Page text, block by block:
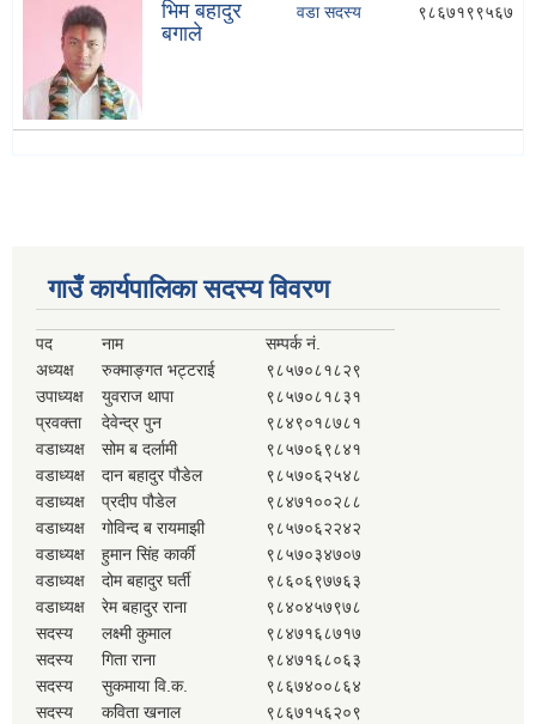
भिम बहादुर
बगाले
वडा सदस्य ९८६७१९९५६७
गाउँ कार्यपालिका सदस्य विवरण
पद नाम
सम्पर्क नं.
अध्यक्ष
रुक्माङ्गत भट्टराई
९८५७०८१८२९
उपाध्यक्ष
युवराज थापा
९८५७०८१८३१
प्रवक्ता
देवेन्द्र पुन
९८४९०१८७८१
वडाध्यक्ष
सोम ब दर्लामी
९८५७०६९८४१
वडाध्यक्ष
दान बहादुर पौडेल
९८५७०६२५४८
वडाध्यक्ष
प्रदीप पौडेल
९८४७१००२८८
वडाध्यक्ष
गोविन्द ब रायमाझी
९८५७०६२२४२
वडाध्यक्ष
हुमान सिंह कार्की
९८५७०३४७०७
वडाध्यक्ष
दोम बहादुर घर्ती
९८६०६९७७६३
वडाध्यक्ष
रेम बहादुर राना
९८४०४५७९७८
सदस्य
लक्ष्मी कुमाल
९८४७१६८७१७
सदस्य
गिता राना
९८४७१६८०६३
सदस्य
सुकमाया वि.क.
९८६७४००८६४
सदस्य
कविता खनाल
९८६७१५६२०९